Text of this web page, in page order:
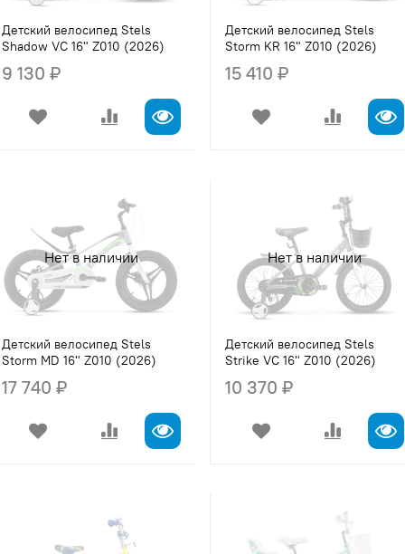
Детский велосипед Stels
Shadow VC 16" Z010 (2026)
9 130 ₽
Детский велосипед Stels
Storm KR 16" Z010 (2026)
15 410 ₽
Нет в наличии
Детский велосипед Stels
Storm MD 16" Z010 (2026)
17 740 ₽
Нет в наличии
Детский велосипед Stels
Strike VC 16" Z010 (2026)
10 370 ₽